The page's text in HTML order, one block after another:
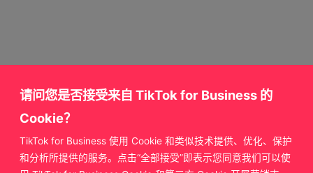
获取更多来自
请问您是否接受来自 TikTok for Business 的
Cookie？
TikTok for Business 使用 Cookie 和类似技术提供、优化、保护
和分析所提供的服务。点击“全部接受”即表示您同意我们可以使